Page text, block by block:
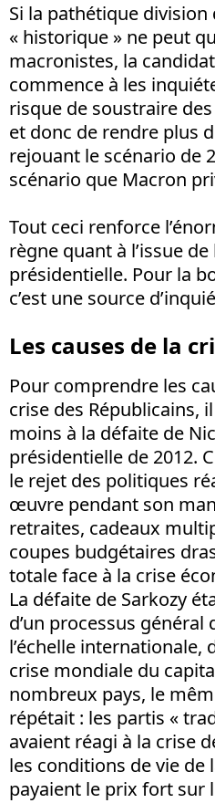
Si la pathétique division
« historique » ne peut
macronistes, la
commence à les
risque de soustraire
et donc de rendre plus
rejouant le scénario de
scénario que Macron
Tout ceci renforce
règne quant à l’issue de
présidentielle. Pour la
c’est une source
Les causes de la
Pour comprendre les
crise des Républicains,
moins à la défaite de
présidentielle de 2012.
le rejet des politiques
œuvre pendant son
retraites, cadeaux
coupes budgétaires
totale face à la crise
La défaite de Sarkozy
d’un processus général
l’échelle internationale,
crise mondiale du
nombreux pays, le
répétait : les partis «
avaient réagi à la crise
les conditions de vie de
payaient le prix fort sur